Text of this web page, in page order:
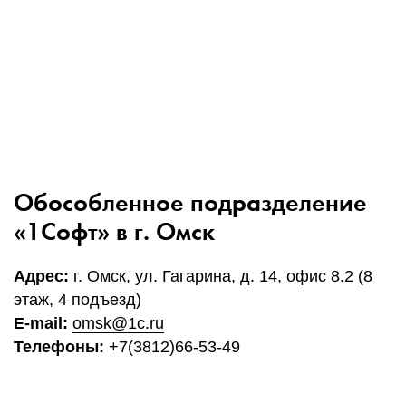
Обособленное подразделение
«1Софт» в г. Омск
Адрес: г. Омск, ул. Гагарина, д. 14, офис 8.2 (8
этаж, 4 подъезд)
E-mail: omsk@1c.ru
Телефоны: +7(3812)66-53-49